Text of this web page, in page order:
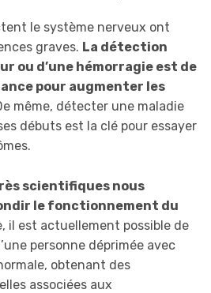
le système nerveux ont
graves. La détection
ou d’une hémorragie est de
pour augmenter les
même, détecter une maladie
débuts est la clé pour essayer
scientifiques nous
le fonctionnement du
il est actuellement possible de
personne déprimée avec
obtenant des
associées aux